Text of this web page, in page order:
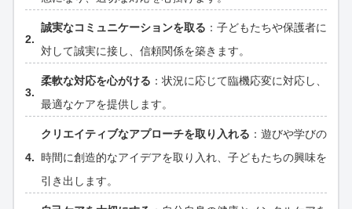
誠実なコミュニケーションを取る ：子どもたちや保護者に
対して誠実に接し、信頼関係を築きます。
柔軟な対応を心がける ：状況に応じて臨機応変に対応し、
最適なケアを提供します。
クリエイティブなアプローチを取り入れる ：遊びや学びの
時間に創造的なアイデアを取り入れ、子どもたちの興味を
引き出します。